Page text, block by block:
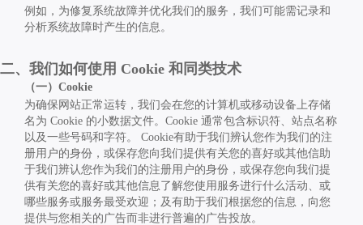
例如，为修复系统故障并优化我们的服务，我们可能需记录和
分析系统故障时产生的信息。
二、我们如何使用 Cookie 和同类技术
（一） Cookie
为确保网站正常运转，我们会在您的计算机或移动设备上存储
名为 Cookie 的小数据文件。 Cookie 通常包含标识符、站点名称
以及一些号码和字符。
Cookie有助于我们辨认您作为我们的注
册用户的身份，或保存您向我们提供有关您的喜好或其他信助
于我们辨认您作为我们的注册用户的身份，或保存您向我们提
供有关您的喜好或其他信息了解您使用服务进行什么活动、或
哪些服务或服务最受欢迎；及有助于我们根据您的信息，向您
提供与您相关的广告而非进行普遍的广告投放。